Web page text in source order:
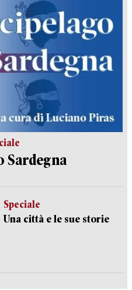
Sardegna
Speciale
Una città e le sue storie